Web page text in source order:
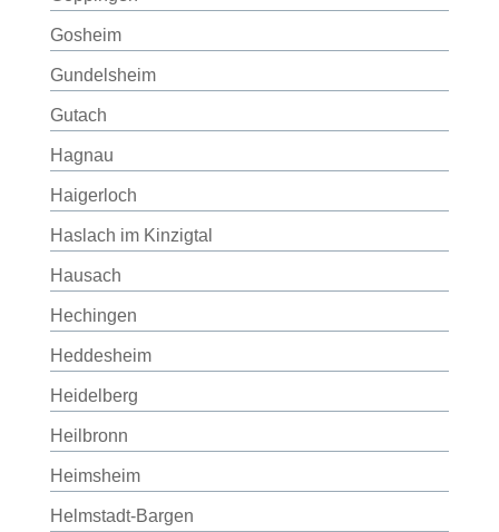
Gosheim
Gundelsheim
Gutach
Hagnau
Haigerloch
Haslach im Kinzigtal
Hausach
Hechingen
Heddesheim
Heidelberg
Heilbronn
Heimsheim
Helmstadt-Bargen